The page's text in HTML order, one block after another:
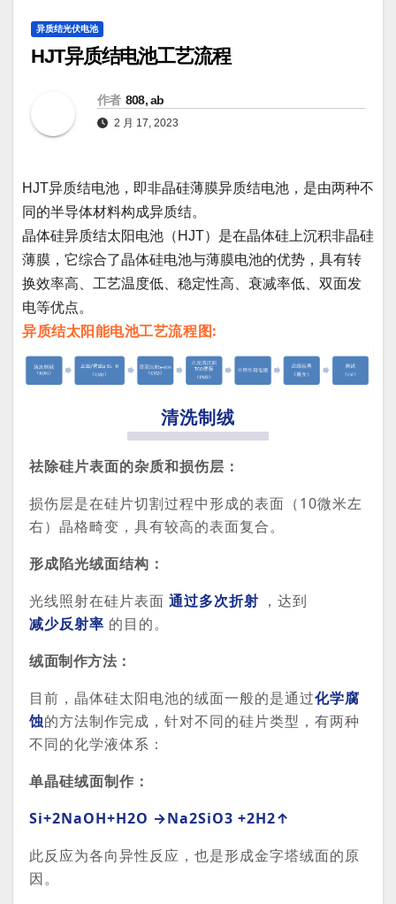
异质结光伏电池
HJT异质结电池工艺流程
作者 808, ab
2 月 17, 2023
HJT异质结电池，即非晶硅薄膜异质结电池 ， 是由两种不
同的半导体材料构成异质结。
晶体硅异质结太阳电池 （ HJT） 是在晶体硅上沉积非晶硅
薄膜 ， 它综合了晶体硅电池与薄膜电池的优势 ， 具有转
换效率高
工艺温度低 稳定性高 衰减率低
双面发
电等优点。
异质结太阳能电池工艺流程图:
清洗制绒
祛除硅片表面的杂质和损伤层：
损伤层是在硅片切割过程中形成的表面（10微米左
右）晶格畸变，具有较高的表面复合。
形成陷光绒面结构：
光线照射在硅片表面 通过多次折射 ，达到
减少反射率 的目的。
绒面制作方法：
目前，晶体硅太阳电池的绒面一般的是通过化学腐
蚀的方法制作完成，针对不同的硅片类型，有两种
不同的化学液体系：
单晶硅绒面制作：
Si+2NaOH+H2O →Na2SiO3 +2H2↑
此反应为各向异性反应，也是形成金字塔绒面的原
因。